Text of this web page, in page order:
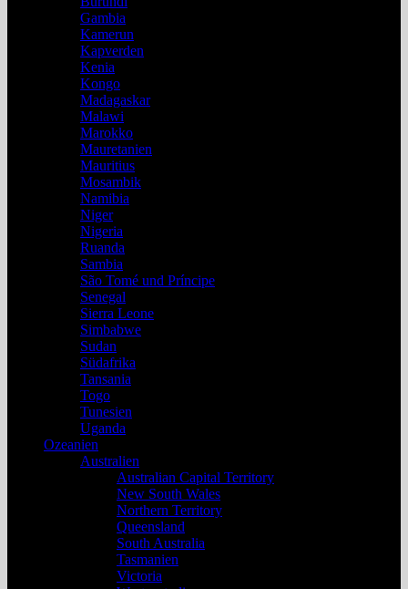
Gambia
Kamerun
Kapverden
Kenia
Kongo
Madagaskar
Malawi
Marokko
Mauretanien
Mauritius
Mosambik
Namibia
Niger
Nigeria
Ruanda
Sambia
São Tomé und Príncipe
Senegal
Sierra Leone
Simbabwe
Sudan
Südafrika
Tansania
Togo
Tunesien
Uganda
Ozeanien
Australien
Australian Capital Territory
New South Wales
Northern Territory
Queensland
South Australia
Tasmanien
Victoria